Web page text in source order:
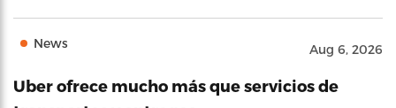
News Aug 6, 2026
Uber ofrece mucho más que servicios de